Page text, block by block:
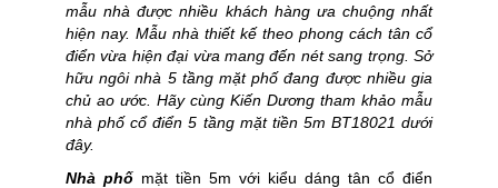
mẫu nhà được nhiều khách hàng ưa chuộng nhất
hiện nay. Mẫu nhà thiết kế theo phong cách tân cổ
điển vừa hiện đại vừa mang đến nét sang trọng. Sở
hữu ngôi nhà 5 tầng mặt phố đang được nhiều gia
chủ ao ước. Hãy cùng Kiến Dương tham khảo mẫu
nhà phố cổ điển 5 tầng mặt tiền 5m BT18021 dưới
đây.
Nhà phố mặt tiền 5m với kiểu dáng tân cổ điển